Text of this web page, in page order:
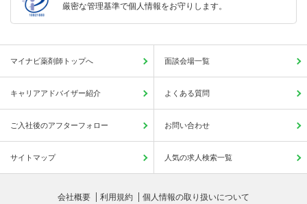
厳密な管理基準で個人情報をお守りします。
マイナビ薬剤師トップへ 面談会場一覧
キャリアアドバイザー紹介 よくある質問
ご入社後のアフターフォロー お問い合わせ
サイトマップ 人気の求人検索一覧
会社概要 利用規約 個人情報の取り扱いについて